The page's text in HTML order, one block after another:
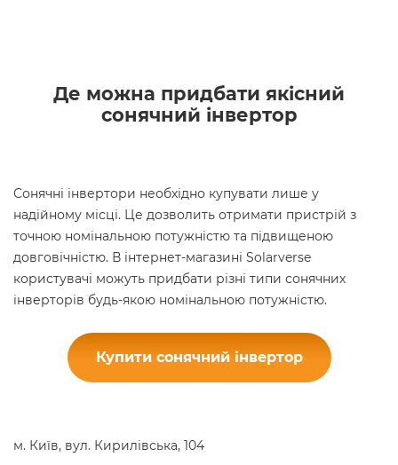
Де можна придбати якісний
сонячний інвертор
Сонячні інвертори необхідно купувати лише у
надійному місці. Це дозволить отримати пристрій з
точною номінальною потужністю та підвищеною
довговічністю. В інтернет-магазині Solarverse
користувачі можуть придбати різні типи сонячних
інверторів будь-якою номінальною потужністю.
Купити сонячний інвертор
м. Київ, вул. Кирилівська, 104